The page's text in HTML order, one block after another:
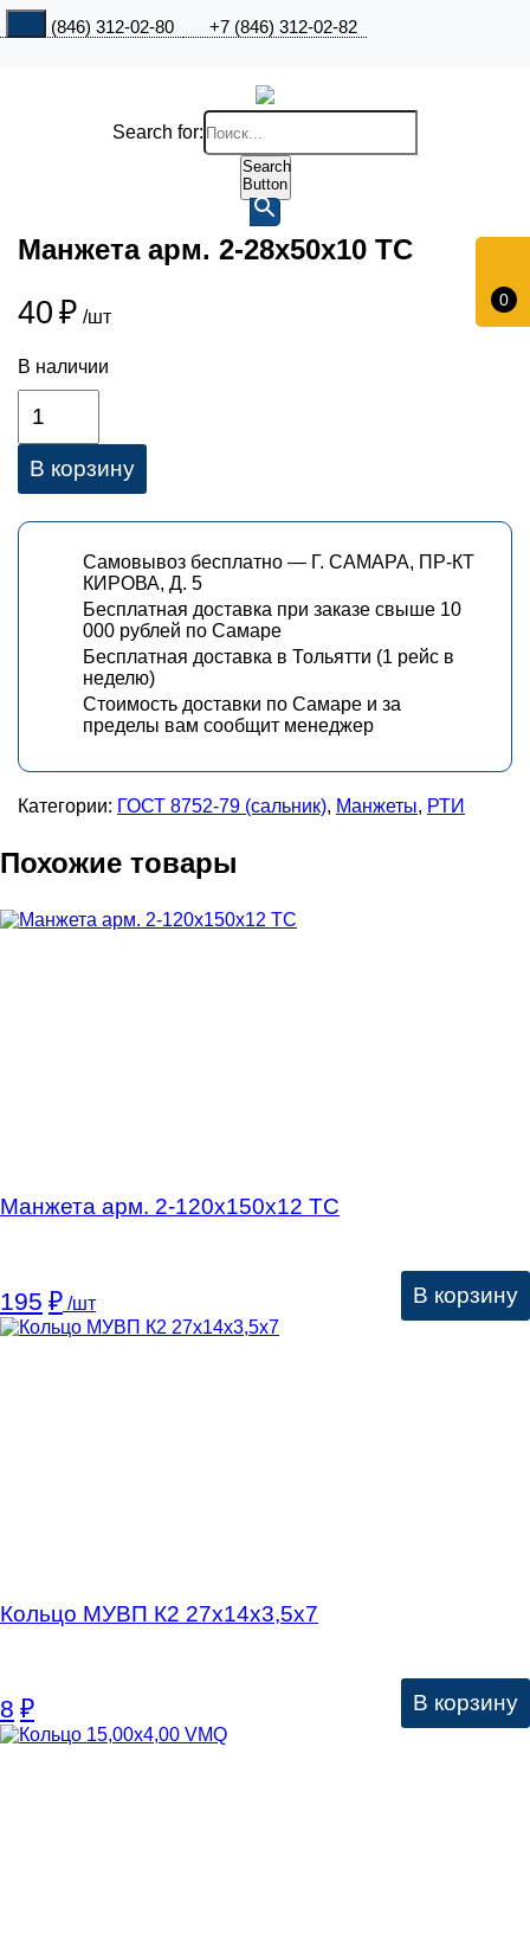
+7 (846) 312-02-80 +7 (846) 312-02-82
0
Search for:
Search
Button
Манжета арм. 2-28х50х10 ТС
40 ₽ /шт
В наличии
В корзину
Самовывоз бесплатно — Г. САМАРА, ПР-КТ
КИРОВА, Д. 5
Бесплатная доставка при заказе свыше 10
000 рублей по Самаре
Бесплатная доставка в Тольятти (1 рейс в
неделю)
Стоимость доставки по Самаре и за
пределы вам сообщит менеджер
Категории: ГОСТ 8752-79 (сальник), Манжеты, РТИ
Похожие товары
Манжета арм. 2-120х150х12 ТС
195 ₽ /шт В корзину
Кольцо МУВП К2 27х14х3,5х7
8 ₽ В корзину